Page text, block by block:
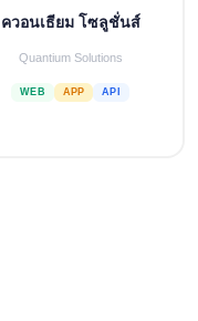
ควอนเธียม โซลูชั่นส์
Quantium Solutions
WEB APP API